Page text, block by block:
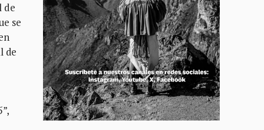
de
se
de